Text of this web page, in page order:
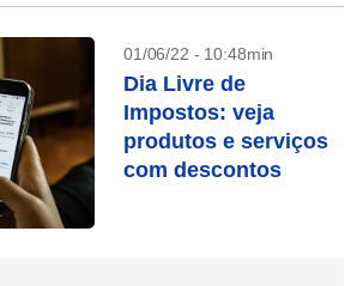
01/06/22 - 10:48min
Dia Livre de
Impostos: veja
produtos e serviços
com descontos